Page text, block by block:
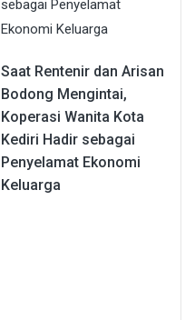
Saat Rentenir dan Arisan
Bodong Mengintai,
Koperasi Wanita Kota
Kediri Hadir sebagai
Penyelamat Ekonomi
Keluarga